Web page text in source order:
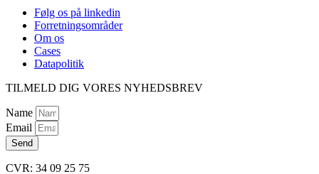
Følg os på linkedin
Forretningsområder
Om os
Cases
Datapolitik
TILMELD DIG VORES NYHEDSBREV
Name
Email
Send
CVR: 34 09 25 75